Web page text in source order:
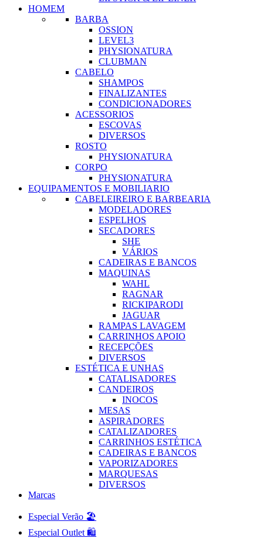
HOMEM
BARBA
OSSION
LEVEL3
PHYSIONATURA
CLUBMAN
CABELO
SHAMPOS
FINALIZANTES
CONDICIONADORES
ACESSORIOS
ESCOVAS
DIVERSOS
ROSTO
PHYSIONATURA
CORPO
PHYSIONATURA
EQUIPAMENTOS E MOBILIARIO
CABELEIREIRO E BARBEARIA
MODELADORES
ESPELHOS
SECADORES
SHE
VÁRIOS
CADEIRAS E BANCOS
MAQUINAS
WAHL
RAGNAR
RICKIPARODI
JAGUAR
RAMPAS LAVAGEM
CARRINHOS APOIO
RECEPÇÕES
DIVERSOS
ESTÉTICA E UNHAS
CATALISADORES
CANDEIROS
INOCOS
MESAS
ASPIRADORES
CATALIZADORES
CARRINHOS ESTÉTICA
CADEIRAS E BANCOS
VAPORIZADORES
MARQUESAS
DIVERSOS
Marcas
Especial Verão 🏖️
Especial Outlet 🛍️